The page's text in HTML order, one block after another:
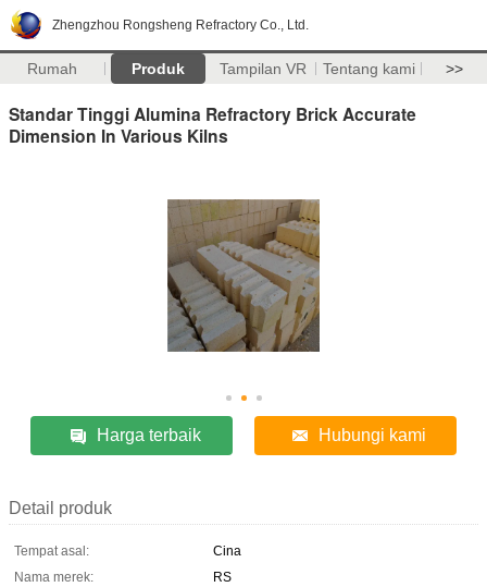
Zhengzhou Rongsheng Refractory Co., Ltd.
Rumah Produk Tampilan VR Tentang kami >>
Standar Tinggi Alumina Refractory Brick Accurate
Dimension In Various Kilns
Harga terbaik Hubungi kami
Detail produk
Tempat asal:
Cina
Nama merek:
RS